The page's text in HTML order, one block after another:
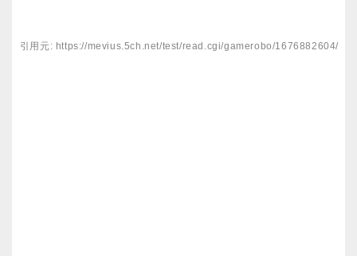
引用元: https://mevius.5ch.net/test/read.cgi/gamerobo/1676882604/